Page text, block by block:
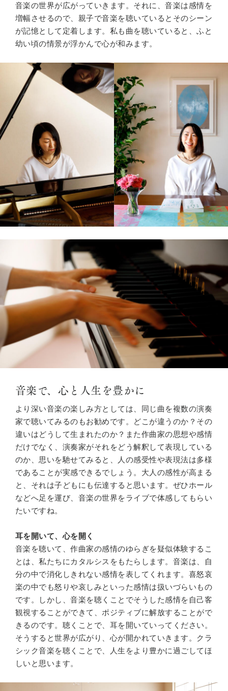
音楽の世界が広がっていきます。それに、音楽は感情を
増幅させるので、親子で音楽を聴いているとそのシーン
が記憶として定着します。私も曲を聴いていると、ふと
幼い頃の情景が浮かんで心が和みます。
音楽で、心と人生を豊かに
より深い音楽の楽しみ方としては、同じ曲を複数の演奏
家で聴いてみるのもお勧めです。どこが違うのか？その
違いはどうして生まれたのか？また作曲家の思想や感情
だけでなく、演奏家がそれをどう解釈して表現している
のか、思いを馳せてみると、人の感受性や表現法は多様
であることが実感できるでしょう。大人の感性が高まる
と、それは子どもにも伝達すると思います。ぜひホール
などへ足を運び、音楽の世界をライブで体感してもらい
たいですね。
耳を開いて、心を開く
音楽を聴いて、作曲家の感情のゆらぎを疑似体験するこ
とは、私たちにカタルシスをもたらします。音楽は、自
分の中で消化しきれない感情を表してくれます。喜怒哀
楽の中でも怒りや哀しみといった感情は扱いづらいもの
です。しかし、音楽を聴くことでそうした感情を自己客
観視することができて、ポジティブに解放することがで
きるのです。聴くことで、耳を開いていってください。
そうすると世界が広がり、心が開かれていきます。クラ
シック音楽を聴くことで、人生をより豊かに過ごしてほ
しいと思います。